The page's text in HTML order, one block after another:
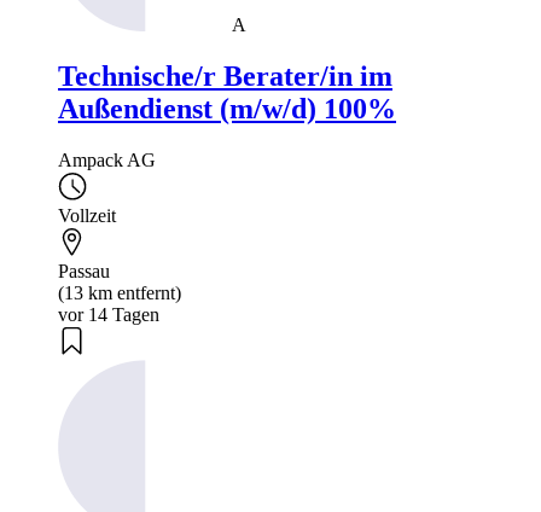
A
Technische/r Berater/in im
Außendienst (m/w/d) 100%
Ampack AG
Vollzeit
Passau
(13 km entfernt)
vor 14 Tagen